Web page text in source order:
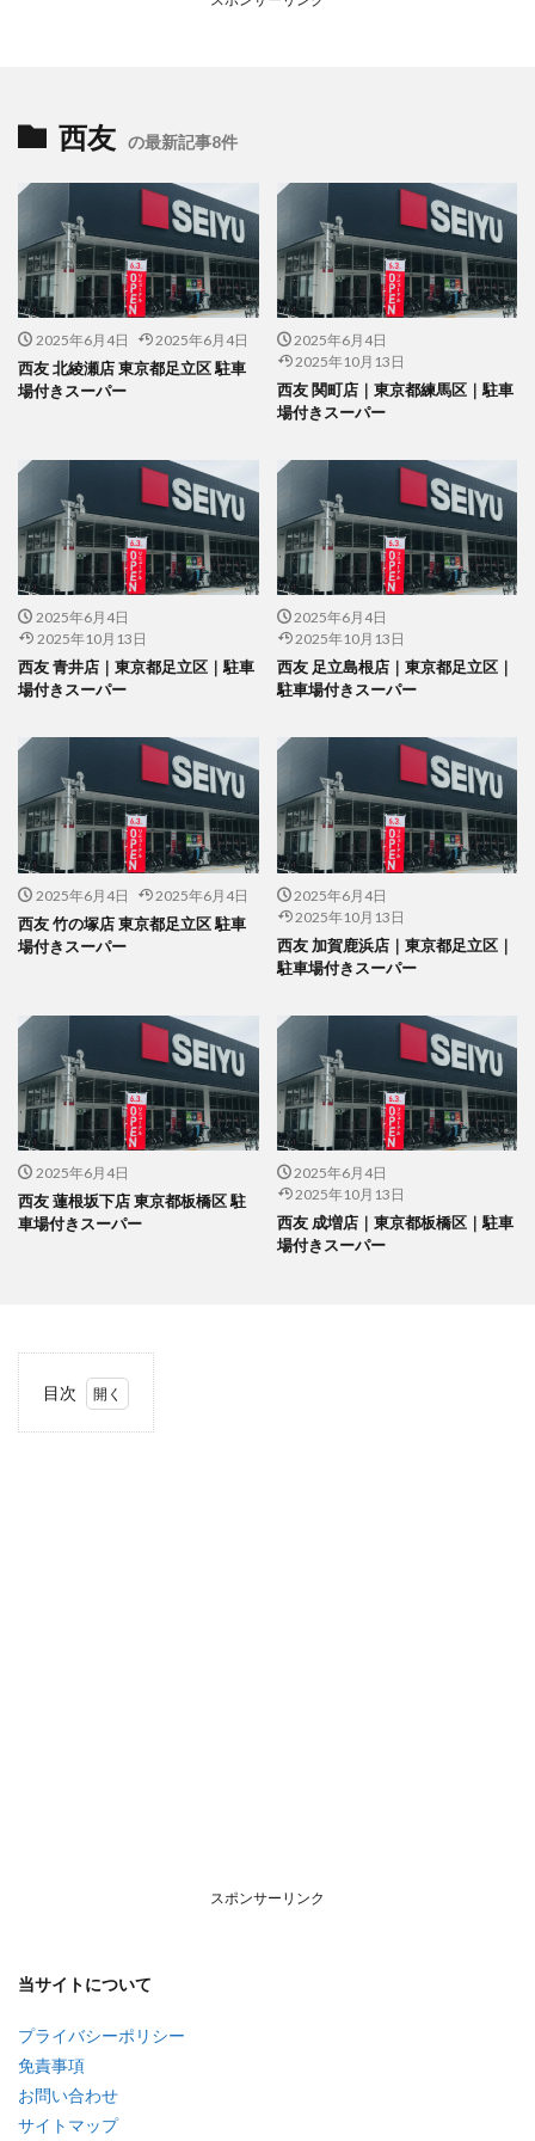
西友 の最新記事8件
2025年6月4日 2025年6月4日
西友 北綾瀬店 東京都足立区 駐車
場付きスーパー
2025年6月4日
2025年10月13日
西友 関町店｜東京都練馬区｜駐車
場付きスーパー
2025年6月4日
2025年10月13日
西友 青井店｜東京都足立区｜駐車
場付きスーパー
2025年6月4日
2025年10月13日
西友 足立島根店｜東京都足立区｜
駐車場付きスーパー
2025年6月4日 2025年6月4日
西友 竹の塚店 東京都足立区 駐車
場付きスーパー
2025年6月4日
2025年10月13日
西友 加賀鹿浜店｜東京都足立区｜
駐車場付きスーパー
2025年6月4日
西友 蓮根坂下店 東京都板橋区 駐
車場付きスーパー
2025年6月4日
2025年10月13日
西友 成増店｜東京都板橋区｜駐車
場付きスーパー
目次
スポンサーリンク
当サイトについて
プライバシーポリシー
免責事項
お問い合わせ
サイトマップ